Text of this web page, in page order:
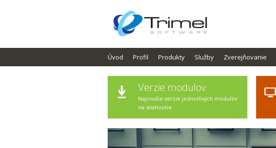
Úvod Profil Produkty Služby Zverejňovanie
Verzie modulov
Najnovšie verzie jednotlivých modulov
na stiahnutie